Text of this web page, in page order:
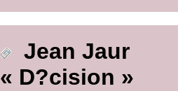
Jean Jaur
« D?cision »